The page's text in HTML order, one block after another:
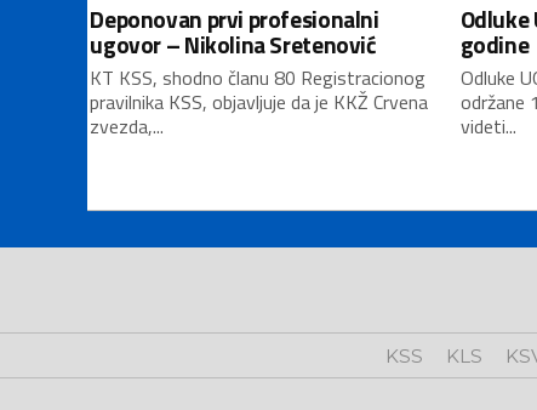
Deponovan prvi profesionalni
ugovor – Nikolina Sretenović
KT KSS, shodno članu 80 Registracionog
pravilnika KSS, objavljuje da je KKŽ Crvena
zvezda,...
Odluke
godine
Odluke
održane
videti...
KSS KLS